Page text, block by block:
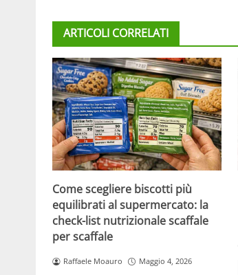
ARTICOLI CORRELATI
Come scegliere biscotti più
equilibrati al supermercato: la
check-list nutrizionale scaffale
per scaffale
Raffaele Moauro Maggio 4, 2026